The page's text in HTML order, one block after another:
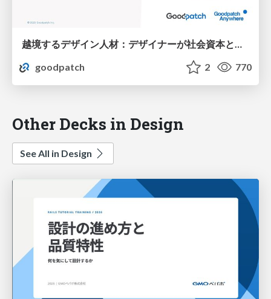
goodpatch
2 770
Other Decks in Design
See All in Design